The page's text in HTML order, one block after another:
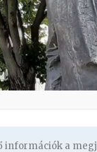
információk a